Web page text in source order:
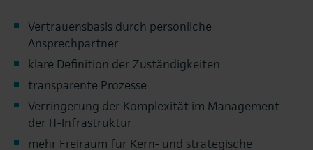
Vertrauensbasis durch persönliche
Ansprechpartner
klare Definition der Zuständigkeiten
transparente Prozesse
Verringerung der Komplexität im Management
der IT-Infrastruktur
mehr Freiraum für Kern- und strategische